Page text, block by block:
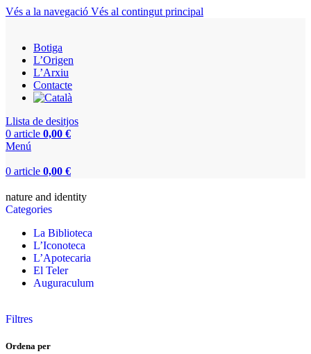
Vés a la navegació Vés al contingut principal
Botiga
L’Origen
L’Arxiu
Contacte
Llista de desitjos
0 article 0,00 €
Menú
0 article 0,00 €
nature and identity
Categories
La Biblioteca
L’Iconoteca
L’Apotecaria
El Teler
Auguraculum
Filtres
Ordena per